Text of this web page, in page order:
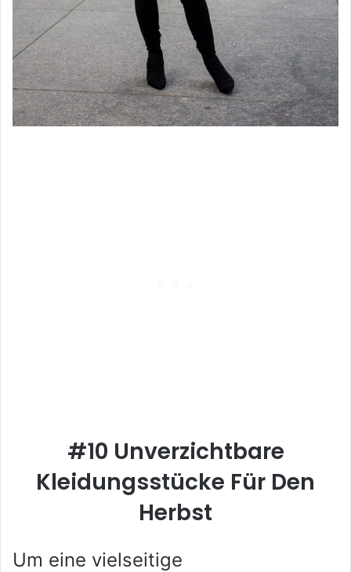
#10 Unverzichtbare
Kleidungsstücke Für Den
Herbst
Um eine vielseitige